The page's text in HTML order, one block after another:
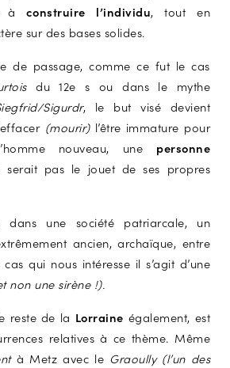
à construire l’individu, tout en
sur des bases solides.
de passage, comme ce fut le cas
du 12e s ou dans le mythe
Sigurdr, le but visé devient
(mourir) l’être immature pour
nouveau, une personne
serait pas le jouet de ses propres
dans une société patriarcale, un
ancien, archaïque, entre
qui nous intéresse il s’agit d’une
non une sirène !).
reste de la Lorraine également, est
relatives à ce thème. Même
à Metz avec le Graoully (l’un des